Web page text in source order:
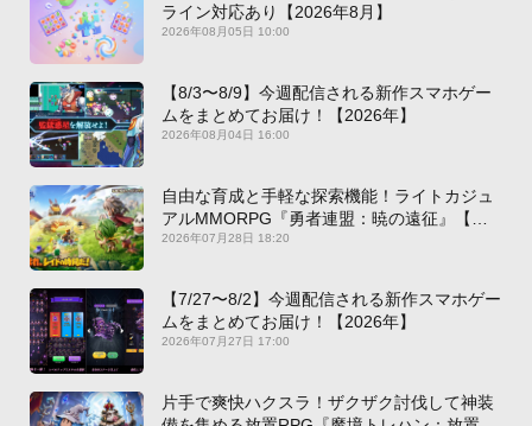
ライン対応あり【2026年8月】
2026年08月05日 10:00
【8/3〜8/9】今週配信される新作スマホゲー
ムをまとめてお届け！【2026年】
2026年08月04日 16:00
自由な育成と手軽な探索機能！ライトカジュ
アルMMORPG『勇者連盟：暁の遠征』【最
新作PICKUP】
2026年07月28日 18:20
【7/27〜8/2】今週配信される新作スマホゲー
ムをまとめてお届け！【2026年】
2026年07月27日 17:00
片手で爽快ハクスラ！ザクザク討伐して神装